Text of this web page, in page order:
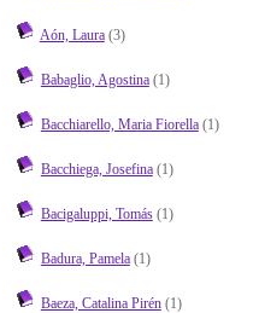
Aón, Laura(3)
Babaglio, Agostina(1)
Bacchiarello, Maria Fiorella(1)
Bacchiega, Josefina(1)
Bacigaluppi, Tomás(1)
Badura, Pamela(1)
Baeza, Catalina Pirén(1)